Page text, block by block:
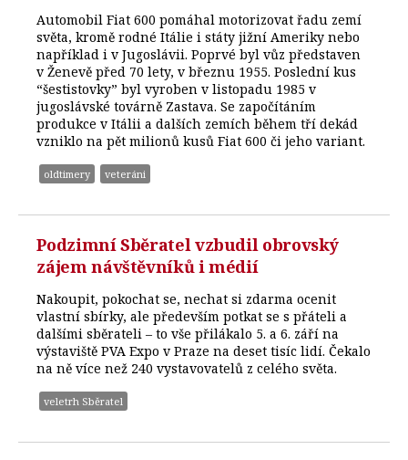
Automobil Fiat 600 pomáhal motorizovat řadu zemí
světa, kromě rodné Itálie i státy jižní Ameriky nebo
například i v Jugoslávii. Poprvé byl vůz představen
v Ženevě před 70 lety, v březnu 1955. Poslední kus
“šestistovky” byl vyroben v listopadu 1985 v
jugoslávské továrně Zastava. Se započítáním
produkce v Itálii a dalších zemích během tří dekád
vzniklo na pět milionů kusů Fiat 600 či jeho variant.
oldtimery veteráni
Podzimní Sběratel vzbudil obrovský
zájem návštěvníků i médií
Nakoupit, pokochat se, nechat si zdarma ocenit
vlastní sbírky, ale především potkat se s přáteli a
dalšími sběrateli – to vše přilákalo 5. a 6. září na
výstaviště PVA Expo v Praze na deset tisíc lidí. Čekalo
na ně více než 240 vystavovatelů z celého světa.
veletrh Sběratel